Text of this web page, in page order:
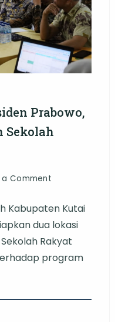
Prabowo,
Sekolah
a Comment
Program
Presiden
Prabowo,
Kukar
Lahan
Kabupaten Kutai
dua lokasi
Rakyat
program